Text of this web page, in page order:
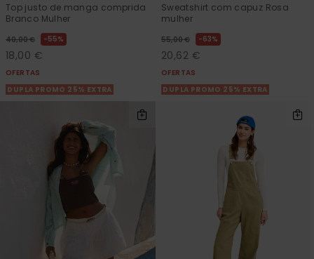
Top justo de manga comprida
Branco Mulher
40,00 € 55%
18,00 €
OFERTAS
DUPLA PROMO 25% EXTRA
Sweatshirt com capuz Rosa
mulher
55,00 € 63%
20,62 €
OFERTAS
DUPLA PROMO 25% EXTRA